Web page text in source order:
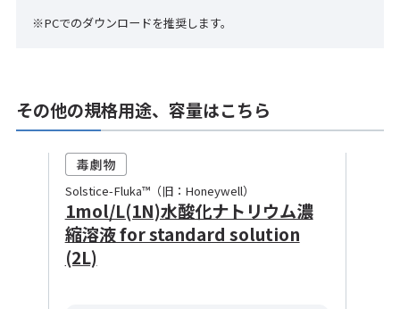
※PCでのダウンロードを推奨します。
その他の規格用途、容量はこちら
Solstice-Fluka™（旧：Honeywell）
1mol/L(1N)水酸化ナトリウム濃
縮溶液 for standard solution
(2L)